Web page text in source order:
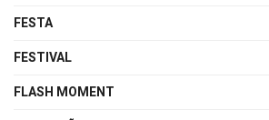
FESTA
FESTIVAL
FLASH MOMENT